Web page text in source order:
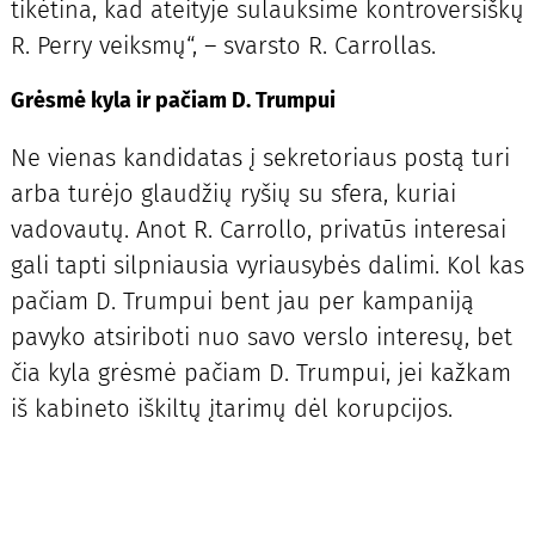
tikėtina, kad ateityje sulauksime kontroversiškų
R. Perry veiksmų“, – svarsto R. Carrollas.
Grėsmė kyla ir pačiam D. Trumpui
Ne vienas kandidatas į sekretoriaus postą turi
arba turėjo glaudžių ryšių su sfera, kuriai
vadovautų. Anot R. Carrollo, privatūs interesai
gali tapti silpniausia vyriausybės dalimi. Kol kas
pačiam D. Trumpui bent jau per kampaniją
pavyko atsiriboti nuo savo verslo interesų, bet
čia kyla grėsmė pačiam D. Trumpui, jei kažkam
iš kabineto iškiltų įtarimų dėl korupcijos.